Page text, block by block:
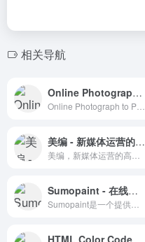
相关导航
Online Photograph to Pattern - 在线图片转线稿效果工具
美编 - 新媒体运营的高效助手
Sumopaint - 在线图片美化编辑修图工具
HTML Color Codes - 配色选择与教程资源